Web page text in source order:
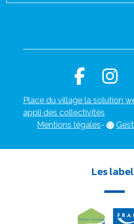
Place du village la solution
appli des collectivités
Mentions légales-
Les